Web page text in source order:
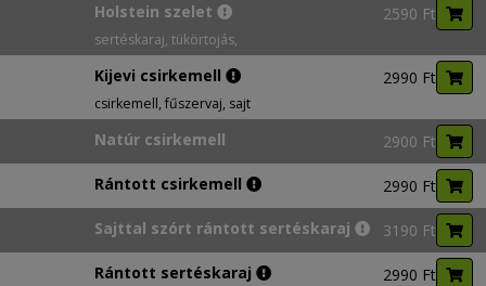
Holstein szelet 2590 Ft
sertéskaraj, tükörtojás,
Kijevi csirkemell 2990 Ft
csirkemell, fűszervaj, sajt
Natúr csirkemell 2900 Ft
Rántott csirkemell 2990 Ft
Sajttal szórt rántott sertéskaraj 3190 Ft
Rántott sertéskaraj 2990 Ft